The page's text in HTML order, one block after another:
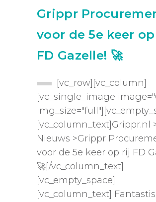
Grippr
voor de 5e keer
FD Gazelle! 🚀
[vc_row][vc_column]
[vc_single_image
[vc_column_text]Grippr.nl
Nieuws >Grippr
voor de 5e keer op rij FD
🚀[/vc_column_text]
[vc_empty_space]
[vc_column_text]